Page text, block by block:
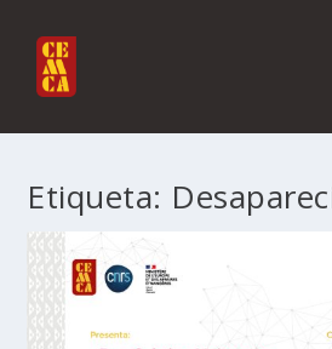
Etiqueta: